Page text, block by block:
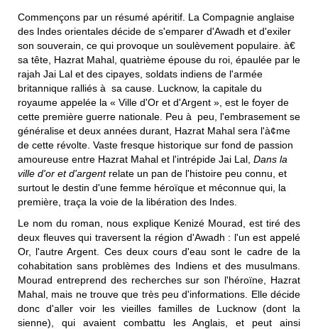
Commençons par un résumé apéritif. La Compagnie anglaise
des Indes orientales décide de s'emparer d'Awadh et d'exiler
son souverain, ce qui provoque un soulèvement populaire. à€
sa tête, Hazrat Mahal, quatrième épouse du roi, épaulée par le
rajah Jai Lal et des cipayes, soldats indiens de l'armée
britannique ralliés à sa cause. Lucknow, la capitale du
royaume appelée la « Ville d'Or et d'Argent », est le foyer de
cette première guerre nationale. Peu à peu, l'embrasement se
généralise et deux années durant, Hazrat Mahal sera l'à¢me
de cette révolte. Vaste fresque historique sur fond de passion
amoureuse entre Hazrat Mahal et l'intrépide Jai Lal, Dans la
ville d'or et d'argentrelate un pan de l'histoire peu connu, et
surtout le destin d'une femme héroïque et méconnue qui, la
première, traça la voie de la libération des Indes.
Le nom du roman, nous explique Kenizé Mourad, est tiré des
deux fleuves qui traversent la région d'Awadh : l'un est appelé
Or, l'autre Argent. Ces deux cours d'eau sont le cadre de la
cohabitation sans problèmes des Indiens et des musulmans.
Mourad entreprend des recherches sur son l'héroïne, Hazrat
Mahal, mais ne trouve que très peu d'informations. Elle décide
donc d'aller voir les vieilles familles de Lucknow (dont la
sienne), qui avaient combattu les Anglais, et peut ainsi